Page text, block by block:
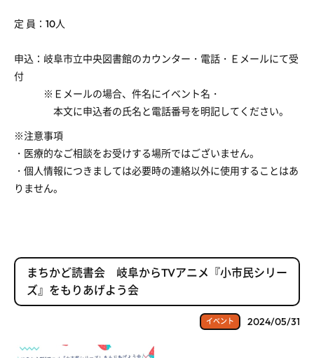
定 員：10人
申込：岐阜市立中央図書館のカウンター・電話・Ｅメールにて受
付
※Ｅメールの場合、件名にイベント名・
本文に申込者の氏名と電話番号を明記してください。
※注意事項
・医療的なご相談をお受けする場所ではございません。
・個人情報につきましては必要時の連絡以外に使用することはあ
りません。
まちかど読書会 岐阜からTVアニメ『小市民シリー
ズ』をもりあげよう会
イベント 2024/05/31